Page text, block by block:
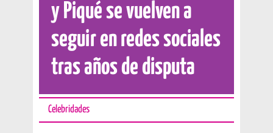
y Piqué se vuelven a
seguir en redes sociales
tras años de disputa
Celebridades